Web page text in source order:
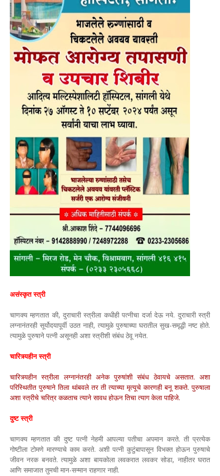
असंस्कृत स्त्री
चाणक्य म्हणतात की, दुराचारी स्त्रीला कधीही पत्नीचा दर्जा देऊ नये. दुराचारी स्त्री
लग्नानंतरही सूर्योदयापूर्वी उठत नाही, त्यामुळे पुरुषाच्या घरातील सुख-समृद्धी नष्ट होते.
त्यामुळे पुरुषाने पत्नी असूनही अशा स्त्रीशी संबंध ठेवू नयेत.
चारित्र्यहीन स्त्री
चारित्र्यहीन स्त्रीला लग्नानंतरही अनेक पुरुषांशी संबंध ठेवायचे असतात. अशा
परिस्थितीत पुरुषाने तिला थांबवले तर ती त्याच्या मृत्यूचे कारणही बनू शकते. पुरुषाला
अशा स्त्रीचे चरित्र कळताच त्याने सावध होऊन तिचा त्याग केला पाहिजे.
दुष्ट स्त्री
चाणक्य म्हणतात की दुष्ट पत्नी नेहमी आपल्या पतीचा अपमान करते. ती प्रत्येक
गोष्टीला टोमणे मारण्याचे काम करते. अशी पत्नी कुटुंबापासून विभक्त होऊन पुरुषाचे
जीवन नरक बनवते. त्यामुळे अशा बायकोला लवकरात लवकर सोडा, नाहीतर घरात
आणि समाजात तुमची मान-सन्मान राहणार नाही.